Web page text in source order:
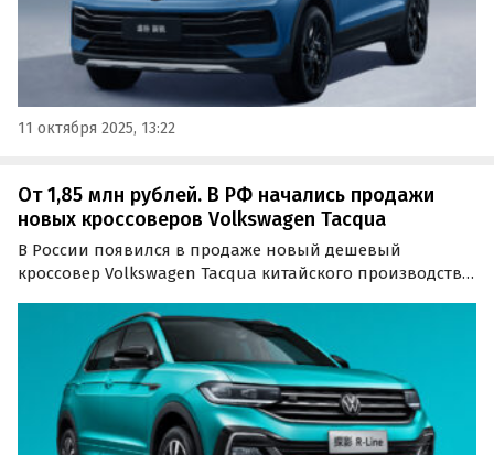
11 октября 2025, 13:22
От 1,85 млн рублей. В РФ начались продажи
новых кроссоверов Volkswagen Tacqua
В России появился в продаже новый дешевый
кроссовер Volkswagen Tacqua китайского производства.
из сайтов объявлений стартуют с отметки 1 850 000
рублей, сообщает портал «Автоновости дня».